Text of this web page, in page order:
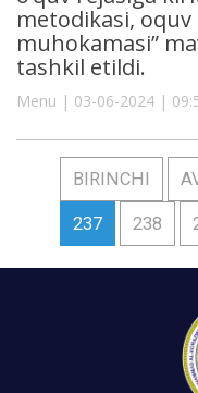
metodikasi,
muhokamasi”
tashkil etildi.
Menu | 03-06-2024 |
BIRINCHI
237 238